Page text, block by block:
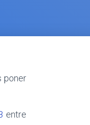
poner
entre